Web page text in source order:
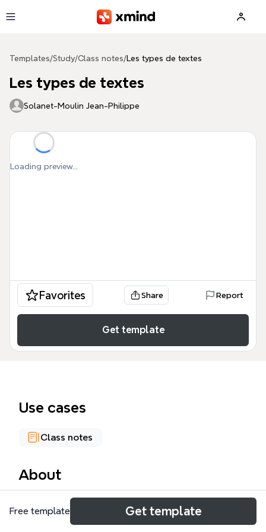
Templates/Study/Class notes/Les types de textes
Les types de textes
Solanet-Moulin Jean-Philippe
Loading preview...
Favorites Share Report
Get template
Use cases
Class notes
About
La carte mentale « Les types de textes » regroupe 8
grandes catégories de textes, avec pour chacune
Free template Get template